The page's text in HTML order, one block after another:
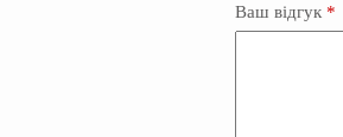
Ваш відгук *